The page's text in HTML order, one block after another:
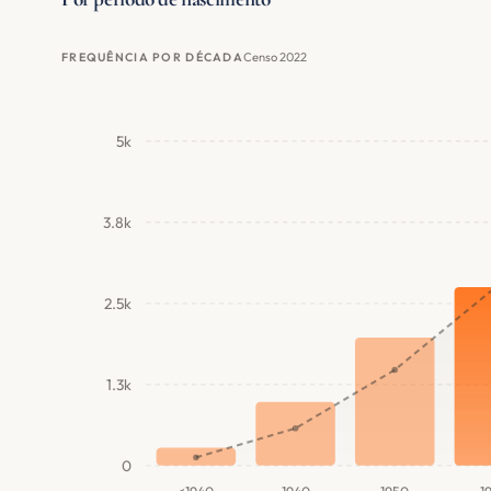
FREQUÊNCIA POR DÉCADACenso 2022
0
1.3k
2.5k
3.8k
5k